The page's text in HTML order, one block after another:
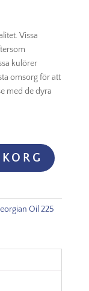
Vissa
kulörer
omsorg för att
med de dyra
Oil 225